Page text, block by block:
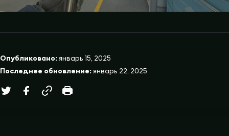
Опубликовано:январь 15, 2025
Последнее обновление:январь 22, 2025